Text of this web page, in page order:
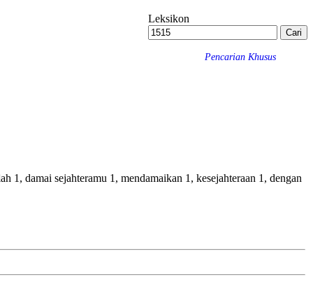
Leksikon
Pencarian Khusus
1, damai sejahteramu 1, mendamaikan 1, kesejahteraan 1, dengan